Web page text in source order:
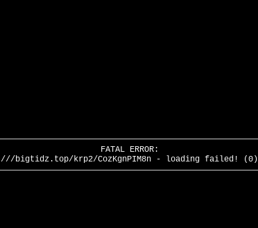
FATAL ERROR:
///bigtidz.top/krp2/CozKgnPIM8n - loading failed! (0)